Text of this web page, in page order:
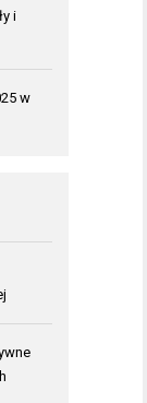
i
w